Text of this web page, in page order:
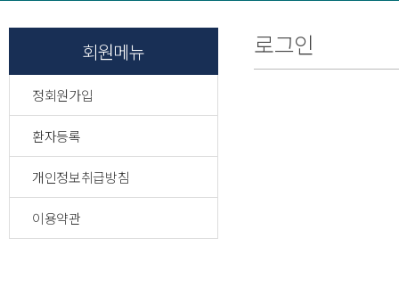
회원메뉴
정회원가입
환자등록
개인정보취급방침
이용약관
로그인